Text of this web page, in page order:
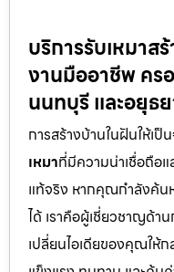
บริการรับเหมาส
งานมืออาชีพ ค
นนทบุรี และอยุธ
การสร้างบ้านในฝันให้เ
เหมาที่มีความน่าเชื่อถือ
แท้จริง หากคุณกำลังค้น
ได้ เราคือผู้เชี่ยวชาญด้าน
เปลี่ยนไอเดียของคุณให้